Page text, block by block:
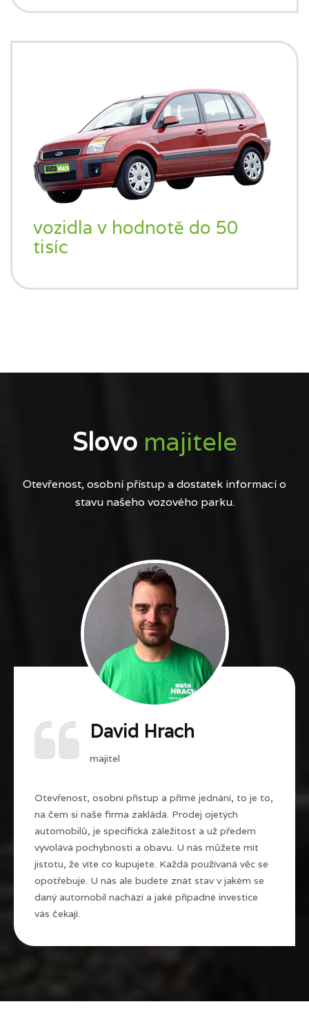
vozidla v hodnotě do 50
tisíc
Slovo majitele
Otevřenost, osobní přístup a dostatek informací o
stavu našeho vozového parku.
David Hrach
majitel
Otevřenost, osobní přístup a přímé jednání, to je to,
na čem si naše firma zakládá. Prodej ojetých
automobilů, je specifická záležitost a už předem
vyvolává pochybnosti a obavu. U nás můžete mít
jistotu, že víte co kupujete. Každá používaná věc se
opotřebuje. U nás ale budete znát stav v jakém se
daný automobil nachází a jaké případné investice
vás čekají.